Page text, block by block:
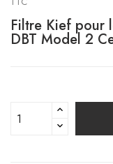
Filtre Kief pour
DBT Model 2